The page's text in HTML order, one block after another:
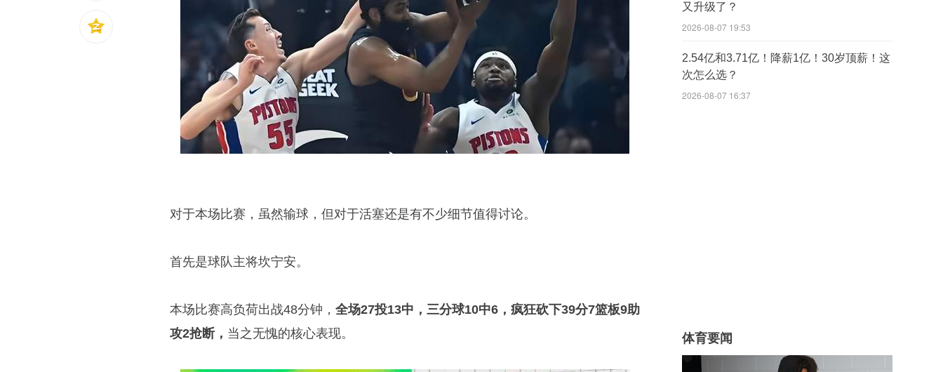
对于本场比赛，虽然输球，但对于活塞还是有不少细节值得讨论。
首先是球队主将坎宁安。
本场比赛高负荷出战48分钟， 全场27投13中，三分球10中6，疯狂砍下39分7篮板9助
攻2抢断， 当之无愧的核心表现。
又升级了？
2026-08-07 19:53
2.54亿和3.71亿！降薪1亿！30岁顶薪！这
次怎么选？
2026-08-07 16:37
体育要闻